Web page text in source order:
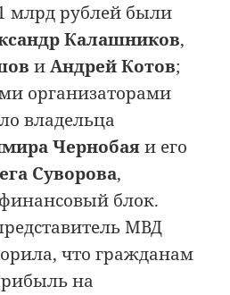
млрд рублей были
Калашников,
иАндрей Котов;
организаторами
владельца
Чернобаяи его
Суворова,
блок.
МВД
что гражданам
на